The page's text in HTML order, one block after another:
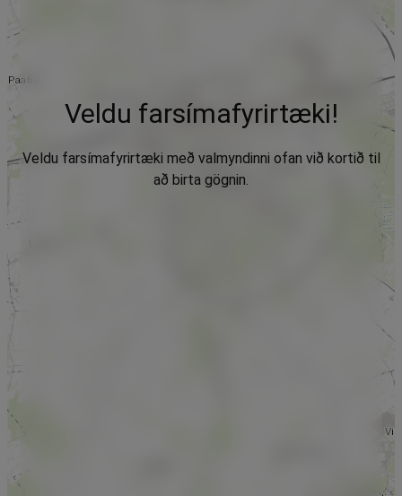
Veldu farsímafyrirtæki!
Veldu farsímafyrirtæki með valmyndinni ofan við kortið til
að birta gögnin.